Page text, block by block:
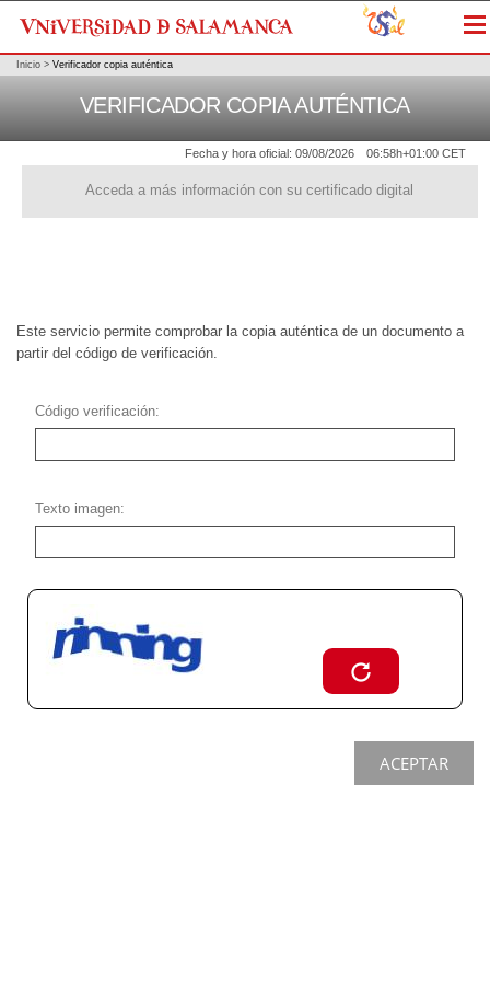
Fecha y hora oficial: 09/08/2026 06:58h+01:00 CET
Acceda a más información con su certificado digital
Inicio > Verificador copia auténtica
VERIFICADOR COPIA AUTÉNTICA
Este servicio permite comprobar la copia auténtica de un documento a
partir del código de verificación.
Código verificación
Texto imagen